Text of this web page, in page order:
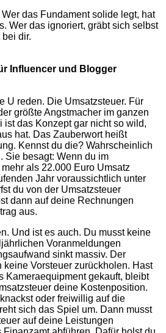
das Fundament solide legt, hat
Wer das ignoriert, gräbt sich selbst
dir.
Influencer und Blogger
U reden. Die Umsatzsteuer. Für
größte Angstmacher im ganzen
ist das Konzept gar nicht so wild,
hat. Das Zauberwort heißt
Kennst du die? Wahrscheinlich
Sie besagt: Wenn du im
als 22.000 Euro Umsatz
Jahr voraussichtlich unter
du von der Umsatzsteuer
dann auf deine Rechnungen
aus.
Und ist es auch. Du musst keine
Voranmeldungen
sinkt massiv. Der
keine Vorsteuer zurückholen. Hast
Kameraequipment gekauft, bleibt
deine Kostenposition.
oder freiwillig auf die
sich das Spiel um. Dann musst
auf deine Leistungen